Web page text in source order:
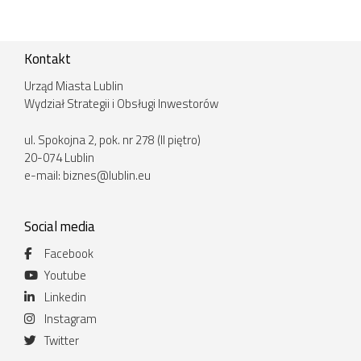
Kontakt
Urząd Miasta Lublin
Wydział Strategii i Obsługi Inwestorów
ul. Spokojna 2, pok. nr 278 (II piętro)
20-074 Lublin
e-mail: biznes@lublin.eu
Social media
Facebook
Youtube
Linkedin
Instagram
Twitter